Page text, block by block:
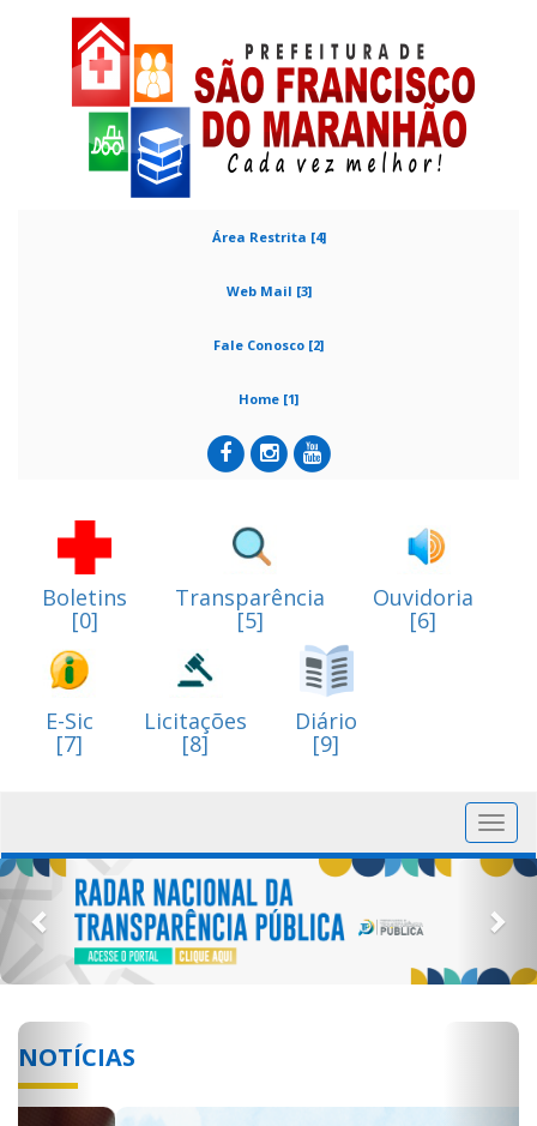
Área Restrita [4]
Web Mail [3]
Fale Conosco [2]
Home [1]
Boletins
[0]
Transparência
[5]
Ouvidoria
[6]
E-Sic
[7]
Licitações
[8]
Diário
[9]
Previous
NOTÍCIAS
Previous Next